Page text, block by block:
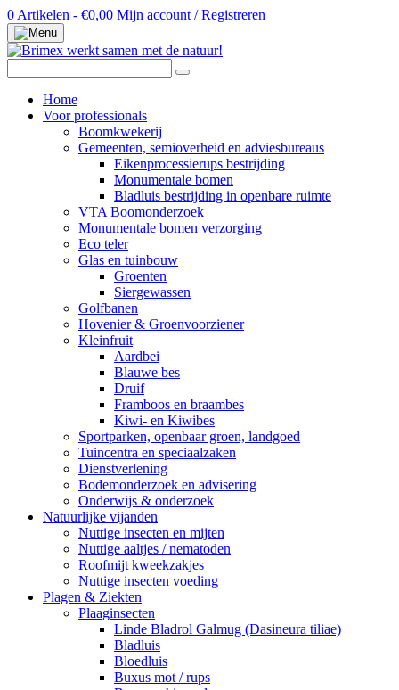
0 Artikelen - €0,00 Mijn account / Registreren
Home
Voor professionals
Boomkwekerij
Gemeenten, semioverheid en adviesbureaus
Eikenprocessierups bestrijding
Monumentale bomen
Bladluis bestrijding in openbare ruimte
VTA Boomonderzoek
Monumentale bomen verzorging
Eco teler
Glas en tuinbouw
Groenten
Siergewassen
Golfbanen
Hovenier & Groenvoorziener
Kleinfruit
Aardbei
Blauwe bes
Druif
Framboos en braambes
Kiwi- en Kiwibes
Sportparken, openbaar groen, landgoed
Tuincentra en speciaalzaken
Dienstverlening
Bodemonderzoek en advisering
Onderwijs & onderzoek
Natuurlijke vijanden
Nuttige insecten en mijten
Nuttige aaltjes / nematoden
Roofmijt kweekzakjes
Nuttige insecten voeding
Plagen & Ziekten
Plaaginsecten
Linde Bladrol Galmug (Dasineura tiliae)
Bladluis
Bloedluis
Buxus mot / rups